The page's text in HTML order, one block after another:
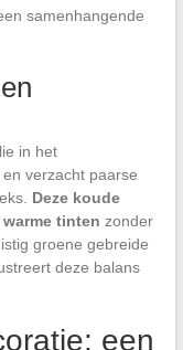
samenhangende
in het
verzacht paarse
Deze koude
tinten zonder
groene gebreide
deze balans
een